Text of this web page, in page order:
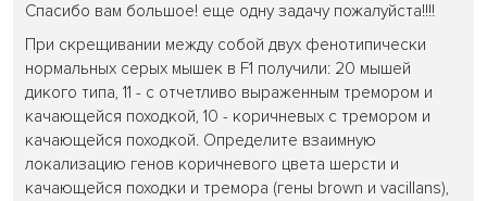
Спасибо вам большое! еще одну задачу пожалуйста!!!!
При скрещивании между собой двух фенотипически
нормальных серых мышек в F1 получили: 20 мышей
дикого типа, 11 - с отчетливо выраженным тремором и
качающейся походкой, 10 - коричневых с тремором и
качающейся походкой. Определите взаимную
локализацию генов коричневого цвета шерсти и
качающейся походки и тремора (гены brown и vacillans),